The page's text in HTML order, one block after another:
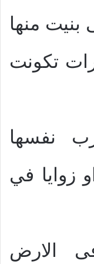
بنيت منها
تكونت
نفسها
زوايا في
الارض